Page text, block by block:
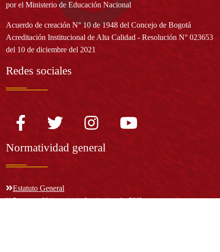
por el Ministerio de Educación Nacional
Acuerdo de creación N° 10 de 1948 del Concejo de Bogotá
Acreditación Institucional de Alta Calidad - Resolución N° 023653
del 10 de diciembre del 2021
Redes sociales
Normatividad general
Estatuto General
Proyecto Universitario Institucional - PUI